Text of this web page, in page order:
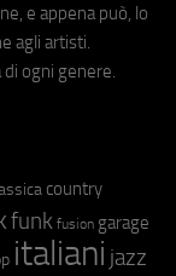
e appena può, lo
agli artisti.
di ogni genere.
country
funk fusion garage
italiani jazz